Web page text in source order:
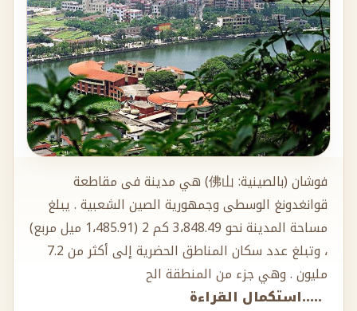
فوشان (بالصينية: 佛山) هي مدينة فى مقاطعة
قوانغدونغ الوسطى وجمهورية الصين الشعبية . يبلغ
مساحة المدينة نحو 3،848.49 كم 2 (1،485.91 ميل مربع)
، وتبلغ عدد سكان المناطق الحضرية إلى أكثر من 7.2
مليون . وهي جزء من المنطقة الح
.....استكمال القراءة